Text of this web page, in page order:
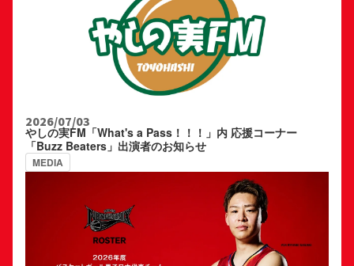
2026/07/03
やしの実FM「What's a Pass！！！」内 応援コーナー
「Buzz Beaters」出演者のお知らせ
MEDIA